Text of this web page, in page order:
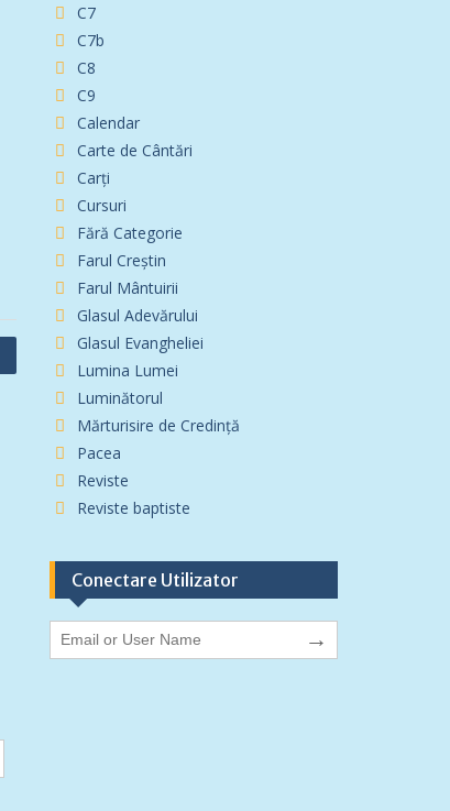
C7
C7b
C8
C9
Calendar
Carte de Cântări
Carți
Cursuri
Fără Categorie
Farul Creștin
Farul Mântuirii
Glasul Adevărului
Glasul Evangheliei
Lumina Lumei
Luminătorul
Mărturisire de Credință
Pacea
Reviste
Reviste baptiste
Conectare Utilizator
→